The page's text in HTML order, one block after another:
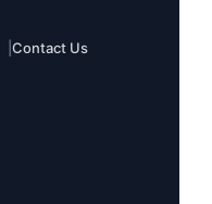
Contact Us